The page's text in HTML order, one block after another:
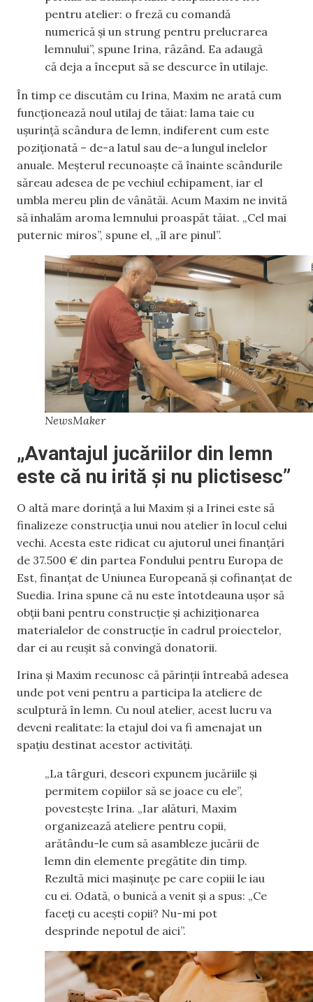
pentru atelier: o freză cu comandă
numerică și un strung pentru prelucrarea
lemnului”, spune Irina, râzând. Ea adaugă
că deja a început să se descurce în utilaje.
În timp ce discutăm cu Irina, Maxim ne arată cum
funcționează noul utilaj de tăiat: lama taie cu
ușurință scândura de lemn, indiferent cum este
poziționată – de-a latul sau de-a lungul inelelor
anuale. Meșterul recunoaște că înainte scândurile
săreau adesea de pe vechiul echipament, iar el
umbla mereu plin de vânătăi. Acum Maxim ne invită
să inhalăm aroma lemnului proaspăt tăiat. „Cel mai
puternic miros”, spune el, „îl are pinul”.
NewsMaker
„Avantajul jucăriilor din lemn
este că nu irită și nu plictisesc”
O altă mare dorință a lui Maxim și a Irinei este să
finalizeze construcția unui nou atelier în locul celui
vechi. Acesta este ridicat cu ajutorul unei finanțări
de 37.500 € din partea Fondului pentru Europa de
Est, finanțat de Uniunea Europeană și cofinanțat de
Suedia. Irina spune că nu este întotdeauna ușor să
obții bani pentru construcție și achiziționarea
materialelor de construcție în cadrul proiectelor,
dar ei au reușit să convingă donatorii.
Irina și Maxim recunosc că părinții întreabă adesea
unde pot veni pentru a participa la ateliere de
sculptură în lemn. Cu noul atelier, acest lucru va
deveni realitate: la etajul doi va fi amenajat un
spațiu destinat acestor activități.
„La târguri, deseori expunem jucăriile și
permitem copiilor să se joace cu ele”,
povestește Irina. „Iar alături, Maxim
organizează ateliere pentru copii,
arătându-le cum să asambleze jucării de
lemn din elemente pregătite din timp.
Rezultă mici mașinuțe pe care copiii le iau
cu ei. Odată, o bunică a venit și a spus: „Ce
faceți cu acești copii? Nu-mi pot
desprinde nepotul de aici”.